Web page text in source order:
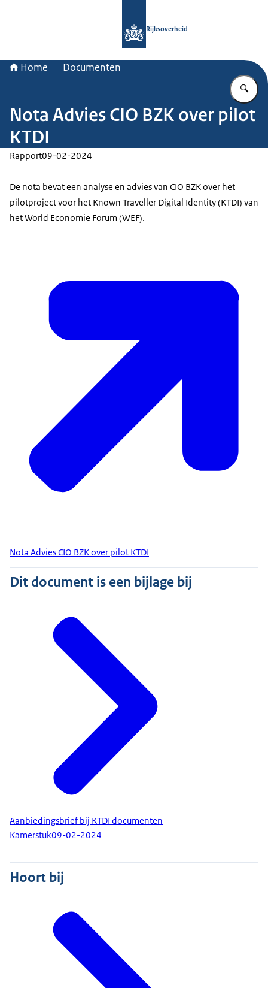
Rijksoverheid
Home Documenten
Nota Advies CIO BZK over pilot
KTDI
Rapport09-02-2024
De nota bevat een analyse en advies van CIO BZK over het
pilotproject voor het Known Traveller Digital Identity (KTDI) van
het World Economie Forum (WEF).
Nota Advies CIO BZK over pilot KTDI
Dit document is een bijlage bij
Aanbiedingsbrief bij KTDI documenten
Kamerstuk09-02-2024
Hoort bij